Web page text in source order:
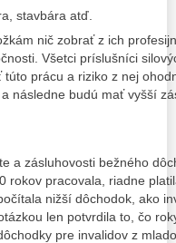
stavbára atď.
nič zobrať z ich
Všetci príslušníci
prácu a riziko z nej
následne budú mať vyšší
a zásluhovosti bežného
rokov pracovala, riadne
nižší dôchodok, ako
len potvrdila to, čo
pre invalidov z